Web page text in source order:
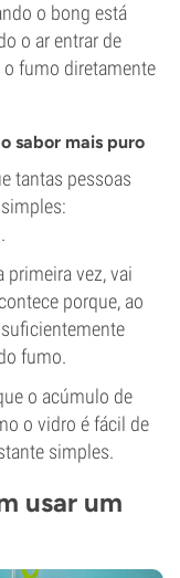
o bong está
o ar entrar de
fumo diretamente
sabor mais puro
tantas pessoas
primeira vez, vai
porque, ao
fumo.
o acúmulo de
o vidro é fácil de
simples.
usar um